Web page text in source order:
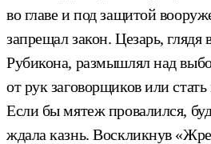
во главе и под защитой
запрещал закон. Цезарь,
Рубикона, размышлял над
от рук заговорщиков или
Если бы мятеж провалился,
ждала казнь. Воскликнув